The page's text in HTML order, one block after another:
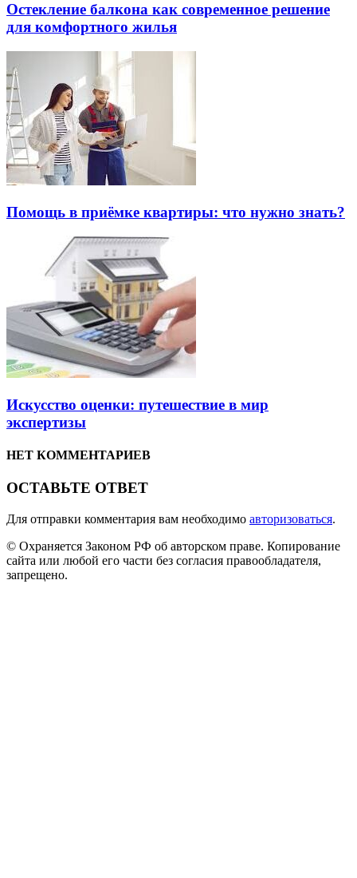
Остекление балкона как современное решение
для комфортного жилья
Помощь в приёмке квартиры: что нужно знать?
Искусство оценки: путешествие в мир
экспертизы
НЕТ КОММЕНТАРИЕВ
ОСТАВЬТЕ ОТВЕТ
Для отправки комментария вам необходимо авторизоваться.
© Охраняется Законом РФ об авторском праве. Копирование
сайта или любой его части без согласия правообладателя,
запрещено.